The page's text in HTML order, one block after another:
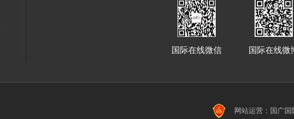
国际在线微
国际在线微信
网站运营：国广